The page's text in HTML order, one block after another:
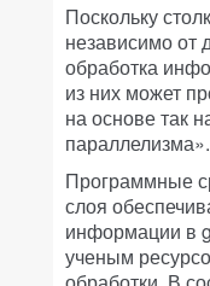
Поскольку
независимо от
обработка
из них может
на основе так
параллелизма».
Программные
слоя
информации в
ученым